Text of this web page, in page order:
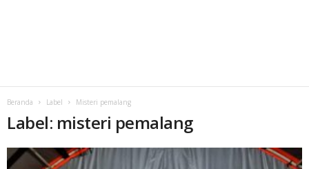
Beranda Label Misteri pemalang
Label: misteri pemalang